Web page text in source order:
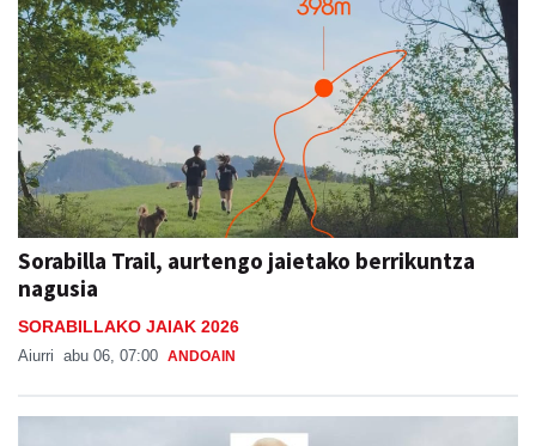
Sorabilla Trail, aurtengo jaietako berrikuntza
nagusia
SORABILLAKO JAIAK 2026
Aiurri abu 06, 07:00 ANDOAIN